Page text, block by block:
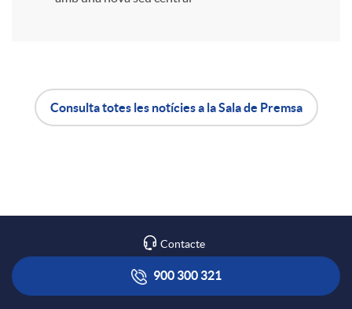
a
r
i
ó
Consulta totes les notícies a la Sala de Premsa
Contacte
900 300 321